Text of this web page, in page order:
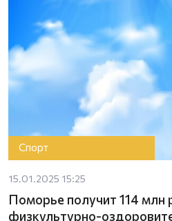
Спорт
15.01.2025 15:25
Поморье получит 114 млн
физкультурно-